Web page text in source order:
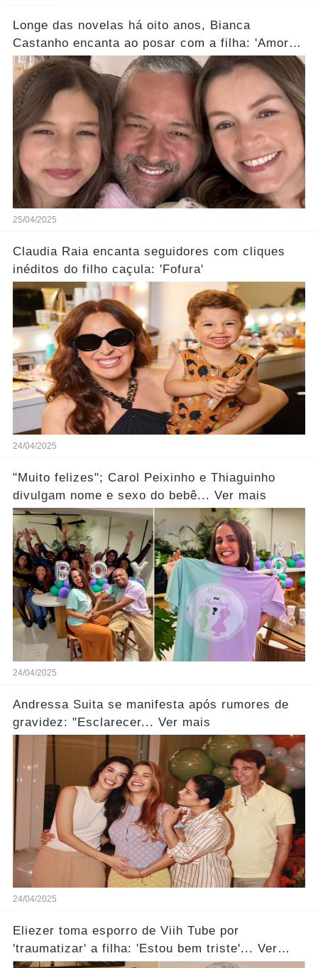
Longe das novelas há oito anos, Bianca
Castanho encanta ao posar com a filha: 'Amores
da minha vida'
25/04/2025
Claudia Raia encanta seguidores com cliques
inéditos do filho caçula: 'Fofura'
24/04/2025
"Muito felizes"; Carol Peixinho e Thiaguinho
divulgam nome e sexo do bebê... Ver mais
24/04/2025
Andressa Suita se manifesta após rumores de
gravidez: "Esclarecer... Ver mais
24/04/2025
Eliezer toma esporro de Viih Tube por
'traumatizar' a filha: 'Estou bem triste'... Ver